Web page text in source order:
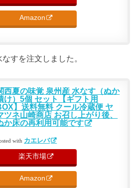
Amazon
すを注文しました。
西夏の味覚 泉州産 水なす（ぬか
け）5個 セット【ギフト用
】送料無料 クール冷蔵便 ヤ
ツネ山崎商店 お召し上がり後、
か床の再利用可能です
with カエレバ
楽天市場
Amazon